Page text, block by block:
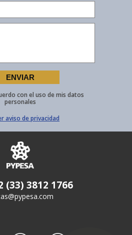
con el uso de mis datos
personales
aviso de privacidad
(33) 3812 1766